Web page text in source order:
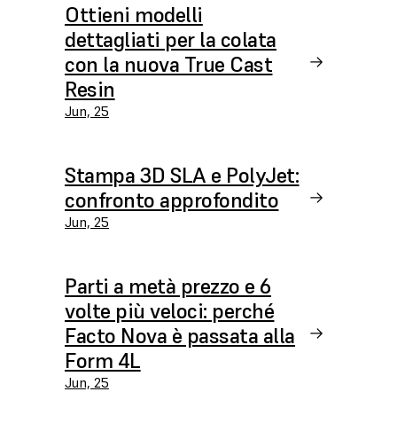
Ottieni modelli
dettagliati per la colata
con la nuova True Cast
Resin
Jun, 25
Stampa 3D SLA e PolyJet:
confronto approfondito
Jun, 25
Parti a metà prezzo e 6
volte più veloci: perché
Facto Nova è passata alla
Form 4L
Jun, 25